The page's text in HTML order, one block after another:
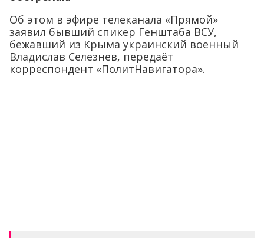
Об этом в эфире телеканала «Прямой»
заявил бывший спикер Генштаба ВСУ,
бежавший из Крыма украинский военный
Владислав Селезнев, передаёт
корреспондент «ПолитНавигатора».